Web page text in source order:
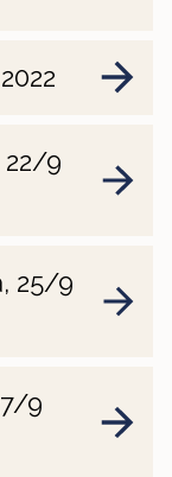
22/9
25/9
9